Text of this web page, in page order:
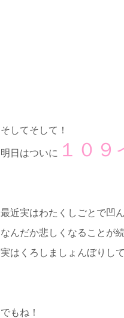
そしてそして！
明日はついに １０
最近実はわたくしごとで凹
なんだか悲しくなることが
実はくろしましょんぼりし
でもね！